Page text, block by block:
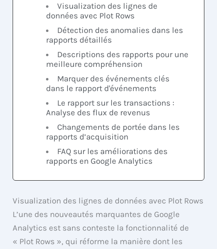
Visualization des lignes de
données avec Plot Rows
Détection des anomalies dans les
rapports détaillés
Descriptions des rapports pour une
meilleure compréhension
Marquer des événements clés
dans le rapport d'événements
Le rapport sur les transactions :
Analyse des flux de revenus
Changements de portée dans les
rapports d’acquisition
FAQ sur les améliorations des
rapports en Google Analytics
Visualization des lignes de données avec Plot Rows
L’une des nouveautés marquantes de Google
Analytics est sans conteste la fonctionnalité de
« Plot Rows », qui réforme la manière dont les